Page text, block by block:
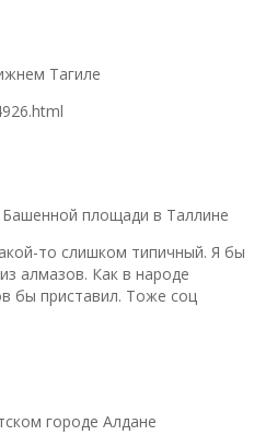
Тагиле
площади в Таллине
то слишком типичный. Я бы
алмазов. Как в народе
бы приставил. Тоже соц
городе Алдане